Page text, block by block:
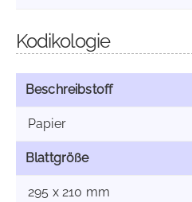
Kodikologie
Beschreibstoff
Papier
Blattgröße
295 x 210 mm